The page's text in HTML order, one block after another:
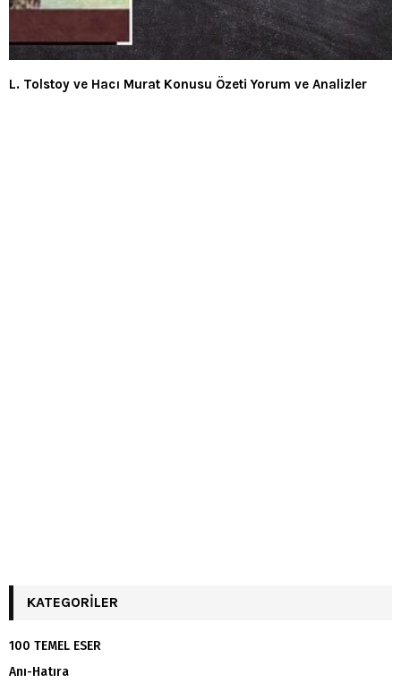
L. Tolstoy ve Hacı Murat Konusu Özeti Yorum ve Analizler
KATEGORILER
100 TEMEL ESER
Anı-Hatıra